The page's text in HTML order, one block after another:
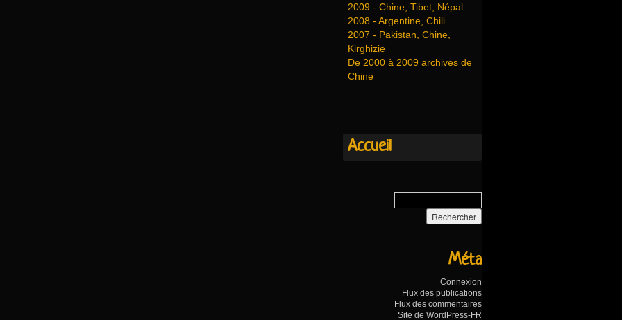
2009 - Chine, Tibet, Népal
2008 - Argentine, Chili
2007 - Pakistan, Chine,
Kirghizie
De 2000 à 2009 archives de
Chine
Accueil
Méta
Connexion
Flux des publications
Flux des commentaires
Site de WordPress-FR